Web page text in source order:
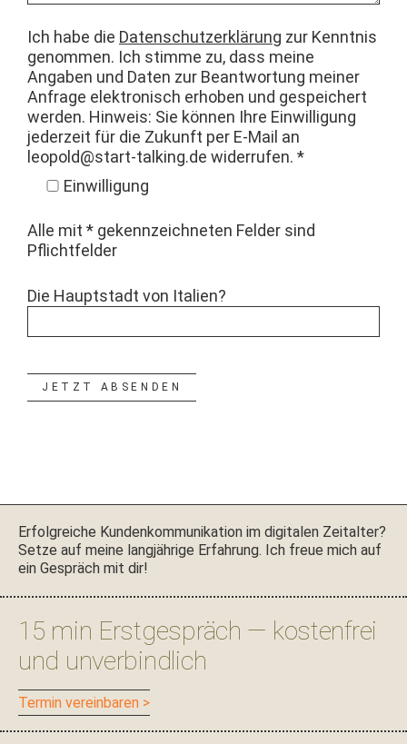
Ich habe die Daten­schutzerk­lärung zur Ken­nt­nis
genom­men. Ich stimme zu, dass meine
Angaben und Dat­en zur Beant­wor­tung mein­er
Anfrage elek­tro­n­isch erhoben und gespe­ichert
wer­den. Hin­weis: Sie kön­nen Ihre Ein­willi­gung
jed­erzeit für die Zukun­ft per E‑Mail an
leopold@start-talking.de widerrufen. *
Ein­willi­gung
Alle mit * gekennze­ich­neten Felder sind
Pflichtfelder
Die Haupt­stadt von Ital­ien?
Erfol­gre­iche Kun­denkom­mu­nika­tion im dig­i­tal­en Zeital­ter?
Set­ze auf meine langjährige Erfahrung. Ich freue mich auf
ein Gespräch mit dir!
15 min Erstgespräch — kostenfrei
und unverbindlich
Ter­min vereinbaren >